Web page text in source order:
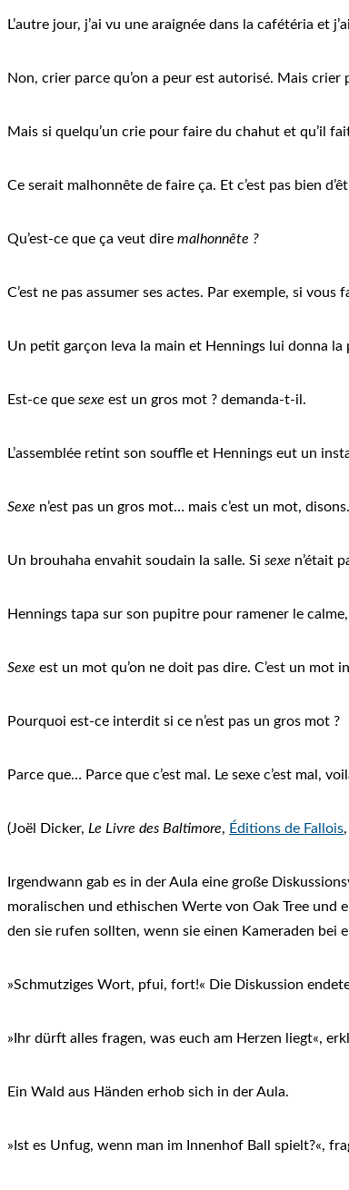
L’autre jour, j’ai vu une araignée dans la cafétéria et
Non, crier parce qu’on a peur est autorisé. Mais
Mais si quelqu’un crie pour faire du chahut et qu’il
Ce serait malhonnête de faire ça. Et c’est pas bien
Qu’est-ce que ça veut dire malhonnête ?
C’est ne pas assumer ses actes. Par exemple, si
Un petit garçon leva la main et Hennings lui donna la
Est-ce que sexe est un gros mot ? demanda-t-il.
L’assemblée retint son souffle et Hennings eut un
Sexe n’est pas un gros mot… mais c’est un mot,
Un brouhaha envahit soudain la salle. Si sexe n’était
Hennings tapa sur son pupitre pour ramener le
Sexe est un mot qu’on ne doit pas dire. C’est un mot
Pourquoi est-ce interdit si ce n’est pas un gros mot ?
Parce que… Parce que c’est mal. Le sexe c’est mal,
(Joël Dicker, Le Livre des Baltimore, Éditions de Fallois
Irgendwann gab es in der Aula eine große
moralischen und ethischen Werte von Oak Tree
den sie rufen sollten, wenn sie einen Kameraden bei
»Schmutziges Wort, pfui, fort!« Die Diskussion
»Ihr dürft alles fragen, was euch am Herzen liegt«,
Ein Wald aus Händen erhob sich in der Aula.
»Ist es Unfug, wenn man im Innenhof Ball spielt?«,